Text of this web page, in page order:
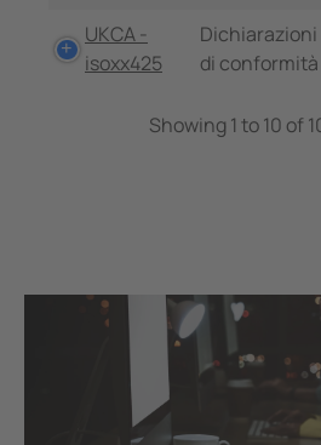
UKCA -
isoxx425
Dichiarazioni
di conformità
Showing 1 to 10 of